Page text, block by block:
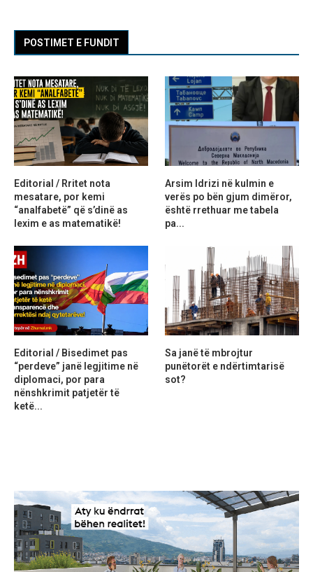
POSTIMET E FUNDIT
Editorial / Rritet nota
mesatare, por kemi
“analfabetë” që s’dinë as
lexim e as matematikë!
Arsim Idrizi në kulmin e
verës po bën gjum dimëror,
është rrethuar me tabela
pa...
Editorial / Bisedimet pas
“perdeve” janë legjitime në
diplomaci, por para
nënshkrimit patjetër të
ketë...
Sa janë të mbrojtur
punëtorët e ndërtimtarisë
sot?